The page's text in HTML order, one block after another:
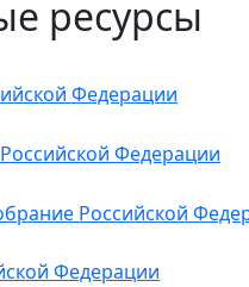
ресурсы
Федерации
Федерации
Российской
Федерации